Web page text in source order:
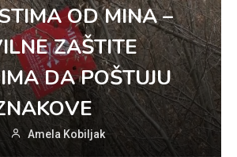
OD MINA –
ZAŠTITE
DA POŠTUJU
Amela Kobiljak